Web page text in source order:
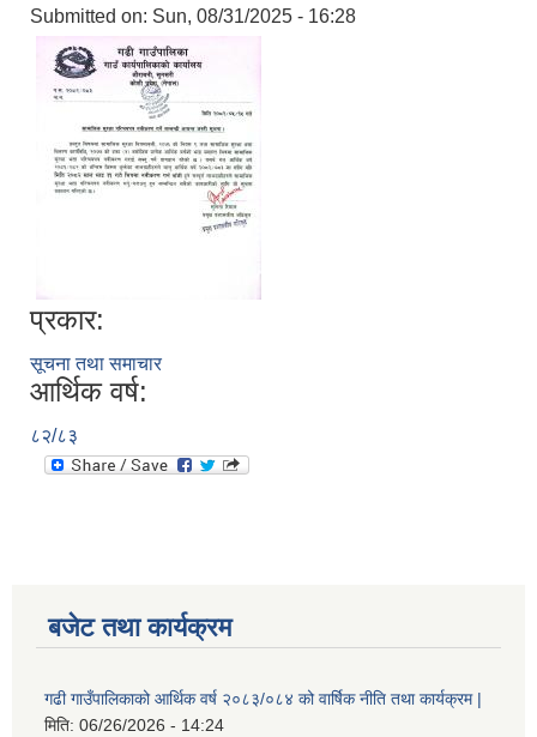
Submitted on: Sun, 08/31/2025 - 16:28
प्रकार:
सूचना तथा समाचार
आर्थिक वर्ष:
८२/८३
बजेट तथा कार्यक्रम
गढी गाउँपालिकाको आर्थिक वर्ष २०८३/०८४ को वार्षिक नीति तथा कार्यक्रम |
मिति: 06/26/2026 - 14:24